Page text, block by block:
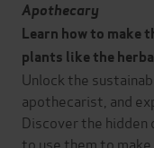
Apothecary
Learn how to make
plants like the
Unlock the
apothecarist, and
Discover the hidden
to use them to